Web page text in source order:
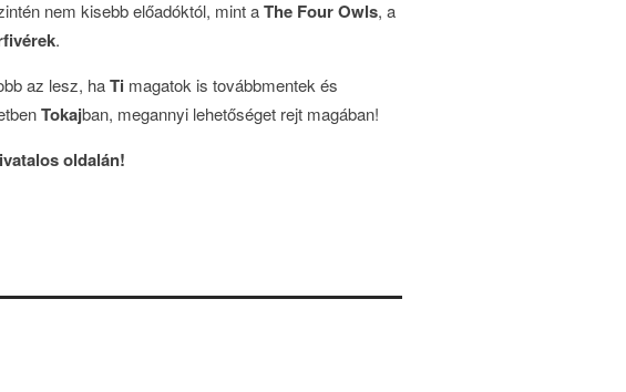
nem kisebb előadóktól, mint aThe Four Owls, a
.
az lesz, haTi magatok is továbbmentek és
Tokajban, megannyi lehetőséget rejt magában!
oldalán!